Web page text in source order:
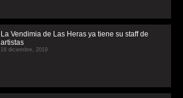
La Vendimia de Las Heras ya tiene su staff de
artistas
16 diciembre, 2019